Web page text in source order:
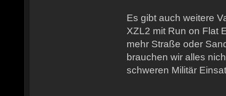
Es gibt auch weitere
XZL2 mit Run on Flat
mehr Straße oder
brauchen wir alles
schweren Militär